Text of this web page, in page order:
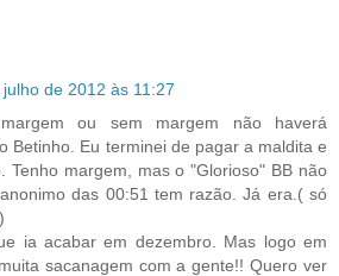
julho de 2012 às 11:27
ou sem margem não haverá
Betinho. Eu terminei de pagar a maldita e
Tenho margem, mas o "Glorioso" BB não
das 00:51 tem razão. Já era.( só
ia acabar em dezembro. Mas logo em
sacanagem com a gente!! Quero ver